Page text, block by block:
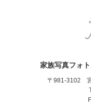
家族写真フォ
〒981-3102